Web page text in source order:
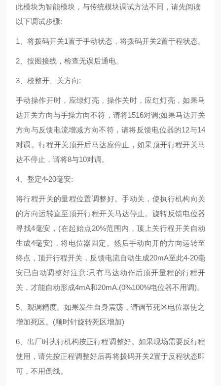
此模块为智能模块，与传统模块调试方法不同，请先阅读
以下调试步骤:
1 将拨码开关1置于手动状态，将拨码开关2置于程状态。
2 、按图接线，检查无误后通电。
3 、校整开、关方向:
手动操作开时，应绿灯亮，操作关时，应红灯亮，如果马
达开关方向与手操方向不符，请将1516对调;如果马达开关
方向与反馈电流增减方向不符，请将反馈电位器的12与14
对调。行程开关顶开后马达应停止，如果顶开行程开关马
达不停止，请将8与10对调。
4 整定4-20毫安:
将行程开关的量程位置调整好。手动关，使执行机构向关
的方向运转直至顶开行程开关马达停止。旋转反馈电位器
寻找4毫安， (在起始点20%范围内，顶上关行程开关自动
生成4毫安) ，将电位器固定。然后手动向开的方向运转至
终点，顶开行程开关，反馈电流自动生成20mA至此4-20毫
安已自动调整好注意:只有马达动作后顶开量程的行程开
关，才能自动形成4mA和20mA.(0%100%电位器不用调)。
5 观调精度。如果发生自身震荡，请调节死区电位器使之
增加死区。 (顺时针旋转死区增加)
6 、出厂时执行机构按正行程调整好。如果现场需要反行程
使用，请先按正程调整好后再将拨码开关2置于反程状态即
可，不用倒线。